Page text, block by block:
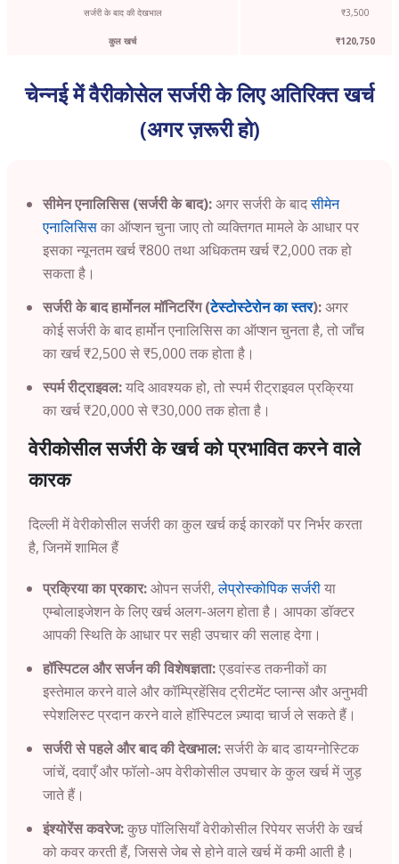
सर्जरी के बाद की देखभाल ₹3,500
कुल खर्च ₹120,750
चेन्नई में वैरीकोसेल सर्जरी के लिए अतिरिक्त खर्च
(अगर ज़रूरी हो)
सीमेन एनालिसिस (सर्जरी के बाद):अगर सर्जरी के बादसीमेन
एनालिसिसका ऑप्शन चुना जाए तो व्यक्तिगत मामले के आधार पर
इसका न्यूनतम खर्च ₹800 तथा अधिकतम खर्च ₹2,000 तक हो
सकता है।
सर्जरी के बाद हार्मोनल मॉनिटरिंग (टेस्टोस्टेरोन का स्तर):अगर
कोई सर्जरी के बाद हार्मोन एनालिसिस का ऑप्शन चुनता है, तो जाँच
का खर्च ₹2,500 से ₹5,000 तक होता है।
स्पर्म रीट्राइवल:यदि आवश्यक हो, तो स्पर्म रीट्राइवल प्रक्रिया
का खर्च ₹20,000 से ₹30,000 तक होता है।
वेरीकोसील सर्जरी के खर्च को प्रभावित करने वाले
कारक
दिल्ली में वेरीकोसील सर्जरी का कुल खर्च कई कारकों पर निर्भर करता
है, जिनमें शामिल हैं
प्रक्रिया का प्रकार:ओपन सर्जरी,लेप्रोस्कोपिक सर्जरीया
एम्बोलाइजेशन के लिए खर्च अलग-अलग होता है। आपका डॉक्टर
आपकी स्थिति के आधार पर सही उपचार की सलाह देगा।
हॉस्पिटल और सर्जन की विशेषज्ञता:एडवांस्ड तकनीकों का
इस्तेमाल करने वाले और कॉम्प्रिहेंसिव ट्रीटमेंट प्लान्स और अनुभवी
स्पेशलिस्ट प्रदान करने वाले हॉस्पिटल ज़्यादा चार्ज ले सकते हैं।
सर्जरी से पहले और बाद की देखभाल:सर्जरी के बाद डायग्नोस्टिक
जांचें, दवाएँ और फॉलो-अप वेरीकोसील उपचार के कुल खर्च में जुड़
जाते हैं।
इंश्योरेंस कवरेज:कुछ पॉलिसियाँ वेरीकोसील रिपेयर सर्जरी के खर्च
को कवर करती हैं, जिससे जेब से होने वाले खर्च में कमी आती है।